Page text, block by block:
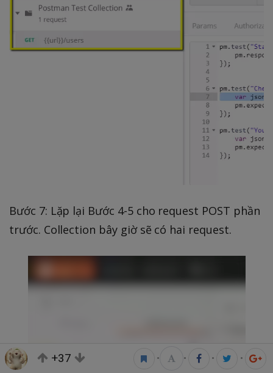
Bước 7: Lặp lại Bước 4-5 cho request POST phần
trước. Collection bây giờ sẽ có hai request.
+37 • • • •